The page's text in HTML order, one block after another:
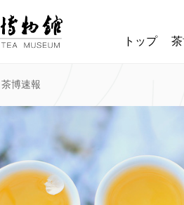
トップ
茶博速報